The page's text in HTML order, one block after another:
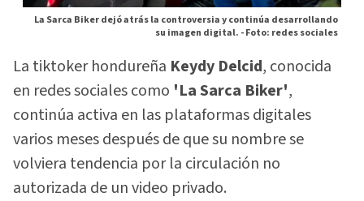
La Sarca Biker dejó atrás la controversia y continúa desarrollando
su imagen digital. -Foto: redes sociales
La tiktoker hondureña Keydy Delcid, conocida
en redes sociales como 'La Sarca Biker',
continúa activa en las plataformas digitales
varios meses después de que su nombre se
volviera tendencia por la circulación no
autorizada de un video privado.